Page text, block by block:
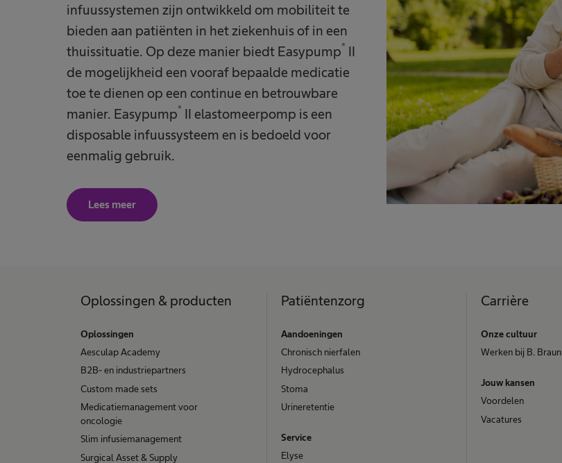
infuussystemen zijn ontwikkeld om mobiliteit te
bieden aan patiënten in het ziekenhuis of in een
thuissituatie. Op deze manier biedt Easypump® II
de mogelijkheid een vooraf bepaalde medicatie
toe te dienen op een continue en betrouwbare
manier. Easypump® II elastomeerpomp is een
disposable infuussysteem en is bedoeld voor
eenmalig gebruik.
Lees meer
Oplossingen & producten
Oplossingen
Aesculap Academy
B2B- en industriepartners
Custom made sets
Medicatiemanagement voor
oncologie
Slim infusiemanagement
Surgical Asset & Supply
Patiëntenzorg
Aandoeningen
Chronisch nierfalen
​​Hydrocephalus
Stoma
Urineretentie
Service
Elyse
Carrière
Onze cultuur
Werken bij B. Braun
Jouw kansen
Voordelen
Vacatures